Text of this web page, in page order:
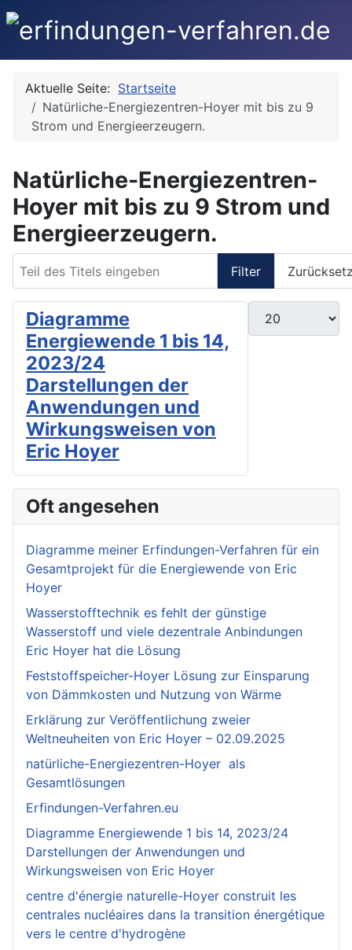
Aktuelle Seite: Startseite
Natürliche-Energiezentren-Hoyer mit bis zu 9
Strom und Energieerzeugern.
Natürliche-Energiezentren-
Hoyer mit bis zu 9 Strom und
Energieerzeugern.
Filter
Anzeige #
Diagramme
Energiewende 1 bis 14,
2023/24
Darstellungen der
Anwendungen und
Wirkungsweisen von
Eric Hoyer
Oft angesehen
Diagramme meiner Erfindungen-Verfahren für ein
Gesamtprojekt für die Energiewende von Eric
Hoyer
Wasserstofftechnik es fehlt der günstige
Wasserstoff und viele dezentrale Anbindungen
Eric Hoyer hat die Lösung
Feststoffspeicher-Hoyer Lösung zur Einsparung
von Dämmkosten und Nutzung von Wärme
Erklärung zur Veröffentlichung zweier
Weltneuheiten von Eric Hoyer – 02.09.2025
natürliche-Energiezentren-Hoyer als
Gesamtlösungen
Erfindungen-Verfahren.eu
Diagramme Energiewende 1 bis 14, 2023/24
Darstellungen der Anwendungen und
Wirkungsweisen von Eric Hoyer
centre d'énergie naturelle-Hoyer construit les
centrales nucléaires dans la transition énergétique
vers le centre d'hydrogène